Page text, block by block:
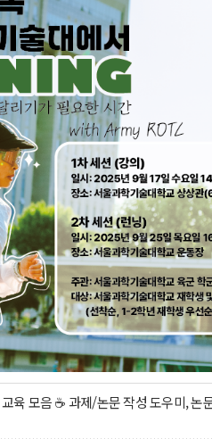
육 모음 ☕ 과제/논문 작성 도우미, 논